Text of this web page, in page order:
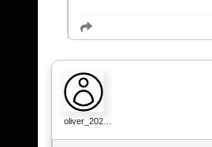
oliver_202…